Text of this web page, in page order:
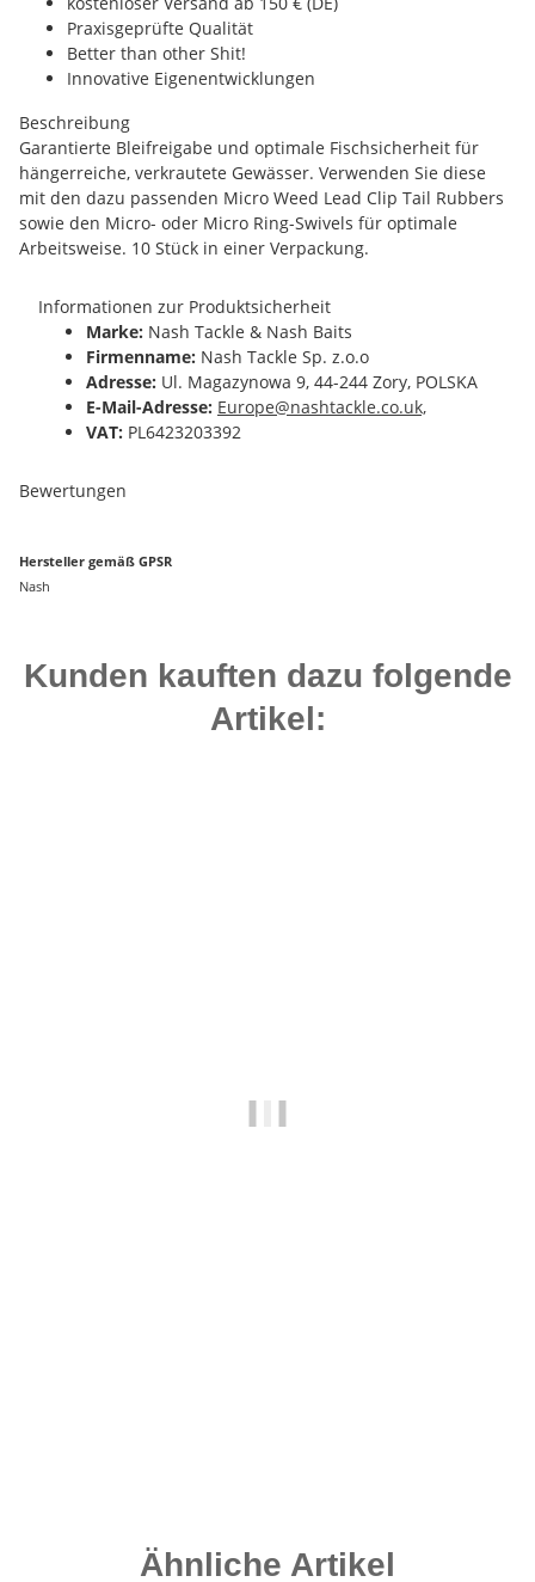
Praxisgeprüfte Qualität
Better than other Shit!
Innovative Eigenentwicklungen
Beschreibung
Garantierte Bleifreigabe und optimale Fischsicherheit für
hängerreiche, verkrautete Gewässer. Verwenden Sie diese
mit den dazu passenden Micro Weed Lead Clip Tail Rubbers
sowie den Micro- oder Micro Ring-Swivels für optimale
Arbeitsweise. 10 Stück in einer Verpackung.
Informationen zur Produktsicherheit
Marke: Nash Tackle & Nash Baits
Firmenname: Nash Tackle Sp. z.o.o
Adresse: Ul. Magazynowa 9, 44-244 Zory, POLSKA
E-Mail-Adresse: Europe@nashtackle.co.uk,
VAT: PL6423203392
Bewertungen
Hersteller gemäß GPSR
Nash
Kunden kauften dazu folgende
Artikel:
Ähnliche Artikel